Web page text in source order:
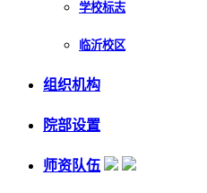
学校标志
临沂校区
组织机构
院部设置
师资队伍